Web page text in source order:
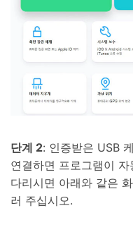
단계 2: 인증받은 USB
연결하면 프로그램이
다리시면 아래와 같은
러 주십시오.